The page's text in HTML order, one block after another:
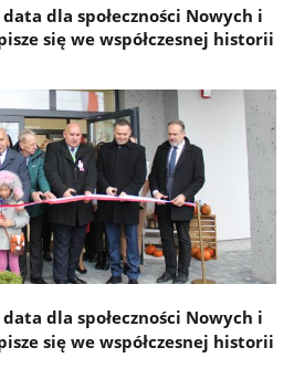
dla społeczności Nowych i
się we współczesnej historii
dla społeczności Nowych i
się we współczesnej historii